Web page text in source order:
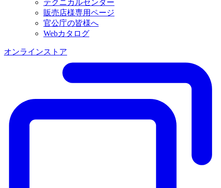
テクニカルセンター
販売店様専用ページ
官公庁の皆様へ
Webカタログ
オンラインストア